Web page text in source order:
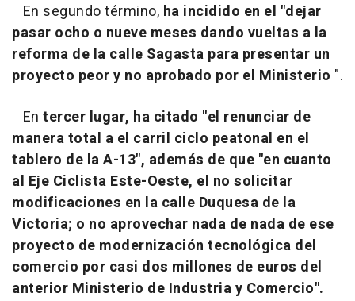
En segundo término, ha incidido en el "dejar
pasar ocho o nueve meses dando vueltas a la
reforma de la calle Sagasta para presentar un
proyecto peor y no aprobado por el Ministerio ".
En tercer lugar, ha citado "el renunciar de
manera total a el carril ciclo peatonal en el
tablero de la A-13", además de que "en cuanto
al Eje Ciclista Este-Oeste, el no solicitar
modificaciones en la calle Duquesa de la
Victoria; o no aprovechar nada de nada de ese
proyecto de modernización tecnológica del
comercio por casi dos millones de euros del
anterior Ministerio de Industria y Comercio".